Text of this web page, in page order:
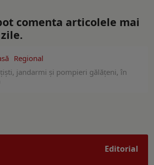
comenta articolele mai
Regional
jandarmi şi pompieri gălățeni, în
Editorial